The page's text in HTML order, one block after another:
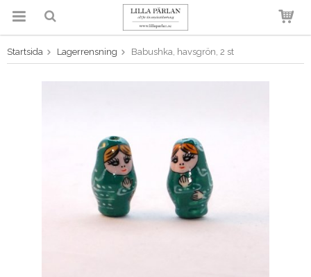
Produkten har blivit tillagd i
varukorgen
Startsida Lagerrensning Babushka, havsgrön, 2 st